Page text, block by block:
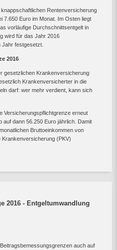
Rentenversicherung
7.650 Euro im Monat. Im Osten liegt
vorläufige Durchschnittsentgelt in
wird für das Jahr 2016
Jahr festgesetzt.
2016
gesetzlichen Krankenversicherung
Krankenversicherter in die
darf: wer mehr verdient, kann sich
Versicherungspflichtgrenze erneut
auf dann 56.250 Euro jährlich. Damit
Bruttoeinkommen von
Krankenversicherung (PKV)
2016 - Entgeltumwandlung
auch auf